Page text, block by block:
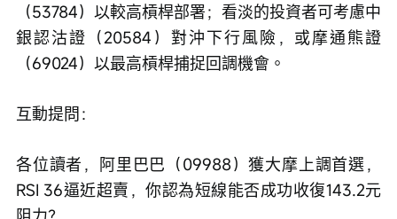
（53784）以較高槓桿部署；看淡的投資者可考慮中
銀認沽證（20584）對沖下行風險，或摩通熊證
（69024）以最高槓桿捕捉回調機會。
互動提問：
各位讀者，阿里巴巴（09988）獲大摩上調首選，
RSI 36逼近超賣，你認為短線能否成功收復143.2元